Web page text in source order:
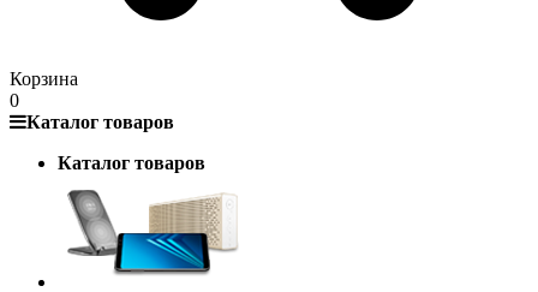
Корзина
0
Каталог товаров
Каталог товаров